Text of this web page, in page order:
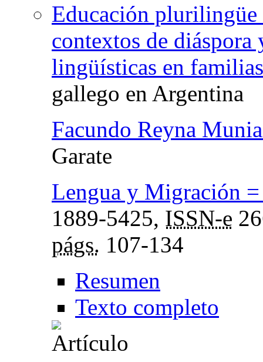
Educación plurilingüe
contextos de
lingüísticas en
gallego en Argentina
Facundo Reyna
Garate
Lengua y Migración
1889-5425, ISSN-e
págs. 107-134
Resumen
Texto completo